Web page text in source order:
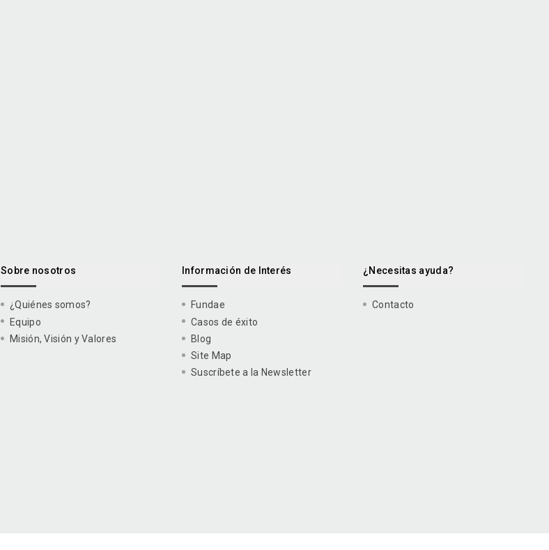
Sobre nosotros
¿Quiénes somos?
Equipo
Misión, Visión y Valores
Información de Interés
Fundae
Casos de éxito
Blog
Site Map
Suscríbete a la Newsletter
¿Necesitas ayuda?
Contacto